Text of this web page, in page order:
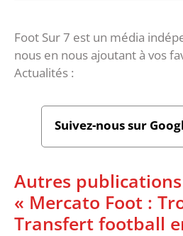
Foot Sur 7 est un média
nous en nous ajoutant à vos
Actualités :
Suivez-nous sur
Autres
« Mercato Foot :
Transfert football